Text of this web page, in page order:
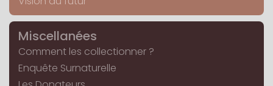
Miscellanées
Comment les collectionner ?
Enquête Surnaturelle